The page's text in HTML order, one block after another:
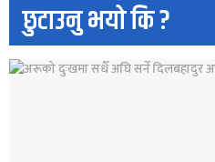
छुटाउनु भयो कि ?